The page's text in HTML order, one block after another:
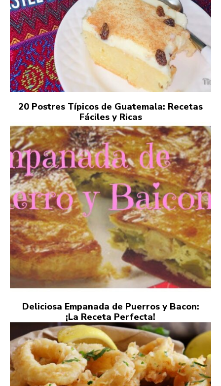
20 Postres Típicos de Guatemala: Recetas
Fáciles y Ricas
Deliciosa Empanada de Puerros y Bacon:
¡La Receta Perfecta!